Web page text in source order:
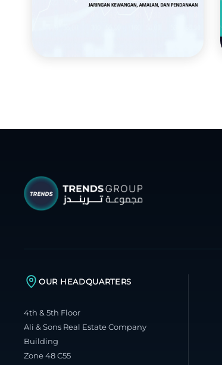
OUR HEADQUARTERS
4th & 5th Floor
Ali & Sons Real Estate Company
Building
Zone 48 C55